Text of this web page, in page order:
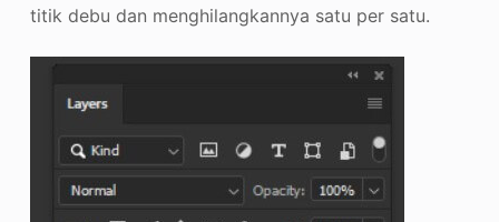
titik debu dan menghilangkannya satu per satu.